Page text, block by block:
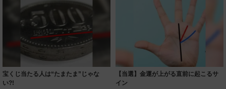
宝くじ当たる人は“たまたま”じゃな
い?!
【当選】金運が上がる直前に起こるサ
イン